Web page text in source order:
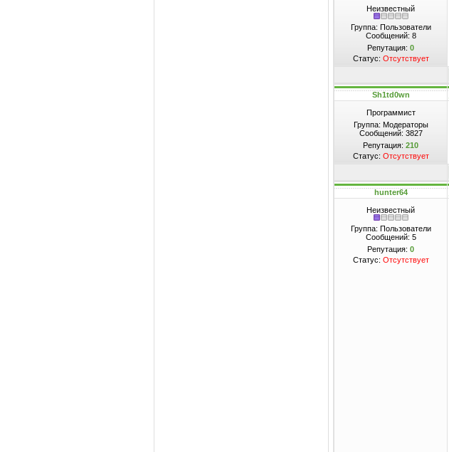
Неизвестный
Группа: Пользователи
Сообщений: 8
Репутация: 0
Статус: Отсутствует
Sh1td0wn
Программист
Группа: Модераторы
Сообщений: 3827
Репутация: 210
Статус: Отсутствует
hunter64
Неизвестный
Группа: Пользователи
Сообщений: 5
Репутация: 0
Статус: Отсутствует